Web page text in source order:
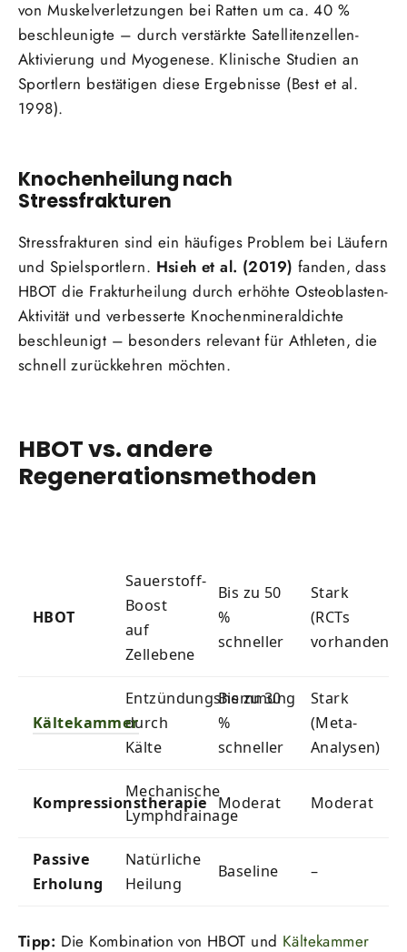
von Muskelverletzungen bei Ratten um ca. 40 %
beschleunigte – durch verstärkte Satellitenzellen-
Aktivierung und Myogenese. Klinische Studien an
Sportlern bestätigen diese Ergebnisse (Best et al.
1998).
Knochenheilung nach
Stressfrakturen
Stressfrakturen sind ein häufiges Problem bei Läufern
und Spielsportlern. Hsieh et al. (2019) fanden, dass
HBOT die Frakturheilung durch erhöhte Osteoblasten-
Aktivität und verbesserte Knochenmineraldichte
beschleunigt – besonders relevant für Athleten, die
schnell zurückkehren möchten.
HBOT vs. andere
Regenerationsmethoden
HBOT
Sauerstoff-
Boost
auf
Zellebene
Bis zu 50
%
schneller
Stark
(RCTs
vorhanden)
Kältekammer
Entzündungshemmung
durch
Kälte
Bis zu 30
%
schneller
Stark
(Meta-
Analysen)
Kompressionstherapie
Mechanische
Lymphdrainage
Moderat Moderat
Passive
Erholung
Natürliche
Heilung
Baseline –
Tipp: Die Kombination von HBOT und Kältekammer